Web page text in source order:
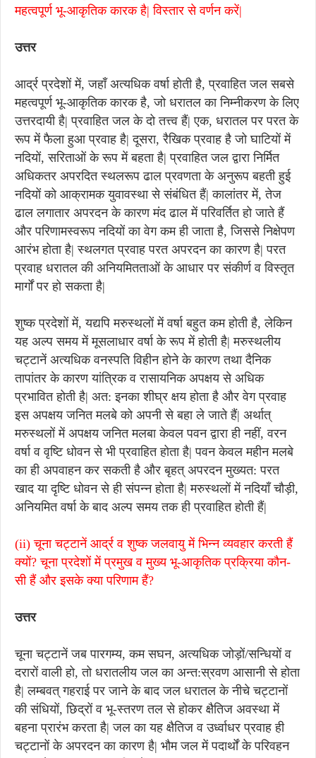
महत्वपूर्ण भू-आकृतिक कारक है| विस्तार से वर्णन करें|
उत्तर
आर्द्र प्रदेशों में, जहाँ अत्यधिक वर्षा होती है, प्रवाहित जल सबसे
महत्वपूर्ण भू-आकृतिक कारक है, जो धरातल का निम्नीकरण के लिए
उत्तरदायी है| प्रवाहित जल के दो तत्त्व हैं| एक, धरातल पर परत के
रूप में फैला हुआ प्रवाह है| दूसरा, रैखिक प्रवाह है जो घाटियों में
नदियों, सरिताओं के रूप में बहता है| प्रवाहित जल द्वारा निर्मित
अधिकतर अपरदित स्थलरूप ढाल प्रवणता के अनुरूप बहती हुई
नदियों को आक्रामक युवावस्था से संबंधित हैं| कालांतर में, तेज
ढाल लगातार अपरदन के कारण मंद ढाल में परिवर्तित हो जाते हैं
और परिणामस्वरूप नदियों का वेग कम ही जाता है, जिससे निक्षेपण
आरंभ होता है| स्थलगत प्रवाह परत अपरदन का कारण है| परत
प्रवाह धरातल की अनियमितताओं के आधार पर संकीर्ण व विस्तृत
मार्गों पर हो सकता है|
शुष्क प्रदेशों में, यद्यपि मरुस्थलों में वर्षा बहुत कम होती है, लेकिन
यह अल्प समय में मूसलाधार वर्षा के रूप में होती है| मरुस्थलीय
चट्टानें अत्यधिक वनस्पति विहीन होने के कारण तथा दैनिक
तापांतर के कारण यांत्रिक व रासायनिक अपक्षय से अधिक
प्रभावित होती है| अत: इनका शीघ्र क्षय होता है और वेग प्रवाह
इस अपक्षय जनित मलबे को अपनी से बहा ले जाते हैं| अर्थात्
मरुस्थलों में अपक्षय जनित मलबा केवल पवन द्वारा ही नहीं, वरन
वर्षा व वृष्टि धोवन से भी प्रवाहित होता है| पवन केवल महीन मलबे
का ही अपवाहन कर सकती है और बृहत् अपरदन मुख्यत: परत
खाद या दृष्टि धोवन से ही संपन्न होता है| मरुस्थलों में नदियाँ चौड़ी,
अनियमित वर्षा के बाद अल्प समय तक ही प्रवाहित होती हैं|
(ii) चूना चट्टानें आर्द्र व शुष्क जलवायु में भिन्न व्यवहार करती हैं
क्यों? चूना प्रदेशों में प्रमुख व मुख्य भू-आकृतिक प्रक्रिया कौन-
सी हैं और इसके क्या परिणाम हैं?
उत्तर
चूना चट्टानें जब पारगम्य, कम सघन, अत्यधिक जोड़ों/सन्धियों व
दरारों वाली हो, तो धरातलीय जल का अन्त:स्रवण आसानी से होता
है| लम्बवत् गहराई पर जाने के बाद जल धरातल के नीचे चट्टानों
की संधियों, छिद्रों व भू-स्तरण तल से होकर क्षैतिज अवस्था में
बहना प्रारंभ करता है| जल का यह क्षैतिज व उर्ध्वाधर प्रवाह ही
चट्टानों के अपरदन का कारण है| भौम जल में पदार्थों के परिवहन